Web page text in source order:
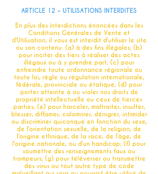
ARTICLE 12 – UTILISATIONS INTERDITES
En plus des interdictions énoncées dans les
Conditions Générales de Vente et
d’Utilisation, il vous est interdit d’utiliser le site
ou son contenu: (a) à des fins illégales; (b)
pour inciter des tiers à réaliser des actes
illégaux ou à y prendre part; (c) pour
enfreindre toute ordonnance régionale ou
toute loi, règle ou régulation internationale,
fédérale, provinciale ou étatique; (d) pour
porter atteinte à ou violer nos droits de
propriété intellectuelle ou ceux de tierces
parties; (e) pour harceler, maltraiter, insulter,
blesser, diffamer, calomnier, dénigrer, intimider
ou discriminer quiconque en fonction du sexe,
de l’orientation sexuelle, de la religion, de
l’origine ethnique, de la race, de l’âge, de
l’origine nationale, ou d’un handicap; (f) pour
soumettre des renseignements faux ou
trompeurs; (g) pour téléverser ou transmettre
des virus ou tout autre type de code